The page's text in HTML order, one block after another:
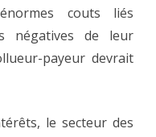
couts liés
négatives de leur
payeur devrait
le secteur des